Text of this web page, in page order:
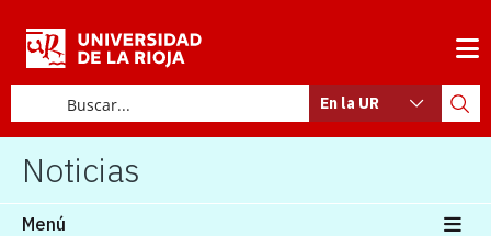
En la UR
Noticias
Menú